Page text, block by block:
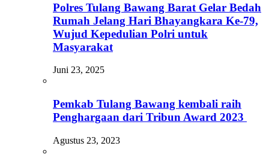
Polres Tulang Bawang Barat Gelar Bedah
Rumah Jelang Hari Bhayangkara Ke-79,
Wujud Kepedulian Polri untuk
Masyarakat
Juni 23, 2025
Pemkab Tulang Bawang kembali raih
Penghargaan dari Tribun Award 2023
Agustus 23, 2023